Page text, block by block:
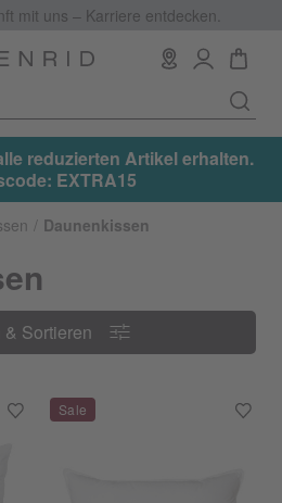
mit uns – Karriere entdecken.
reduzierten Artikel erhalten.
EXTRA15
Daunenkissen
& Sortieren
& Sortieren